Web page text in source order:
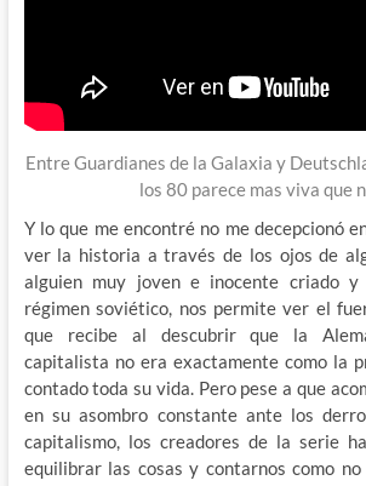
Entre Guardianes de la Galaxia y
los 80 parece mas viva que
Y lo que me encontré no me decepcionó
ver la historia a través de los ojos de
alguien muy joven e inocente criado y
régimen soviético, nos permite ver el
que recibe al descubrir que la
capitalista no era exactamente como la
contado toda su vida. Pero pese a que
en su asombro constante ante los
capitalismo, los creadores de la serie
equilibrar las cosas y contarnos como